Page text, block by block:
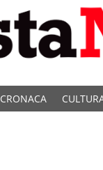
CRONACA